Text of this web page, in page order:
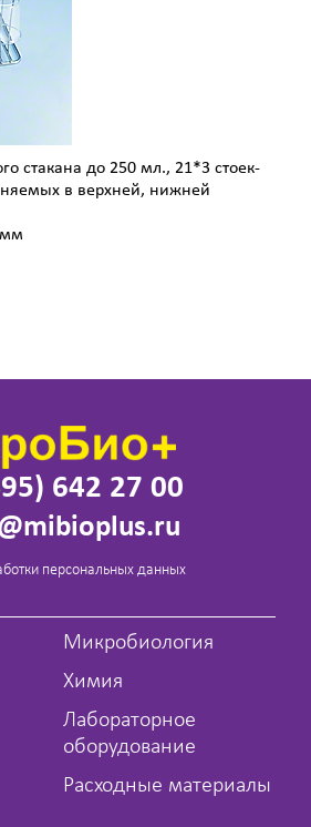
стакана до 250 мл., 21*3 стоек-
в верхней, нижней
мм
642 27 00
персональных данных
Микробиология
Химия
Лабораторное
оборудование
Расходные материалы